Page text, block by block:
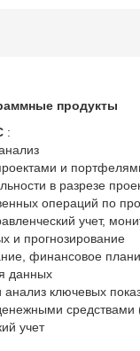
продукты
:
и
в разрезе
операций по
учет,
и прогнозирование
финансовое
данных
ключевых
средствами
учет